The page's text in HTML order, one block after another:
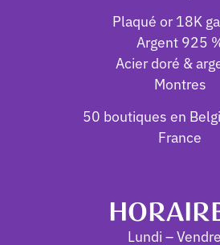
Plaqué or 18K
Argent 925
Acier doré &
Montres
50 boutiques en
France
Lundi –